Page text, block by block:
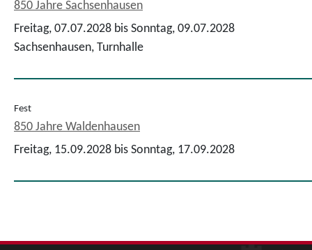
850 Jahre Sachsenhausen
Freitag, 07.07.2028 bis Sonntag, 09.07.2028
Sachsenhausen, Turnhalle
Fest
850 Jahre Waldenhausen
Freitag, 15.09.2028 bis Sonntag, 17.09.2028